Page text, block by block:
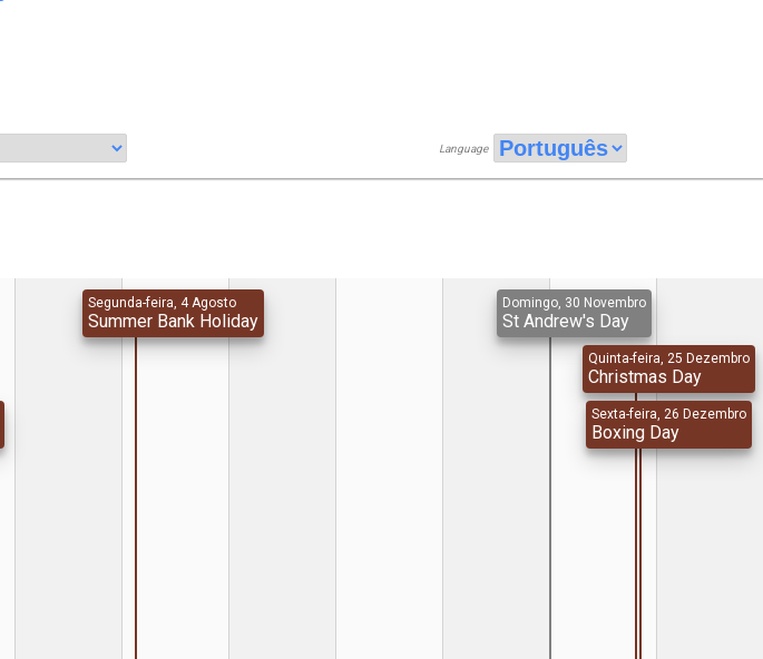
Language
Segunda-feira, 4 Agosto
Summer Bank Holiday
Domingo, 30 Novembro
St Andrew's Day
Quinta-feira, 25 Dezembro
Christmas Day
Sexta-feira, 26 Dezembro
Boxing Day